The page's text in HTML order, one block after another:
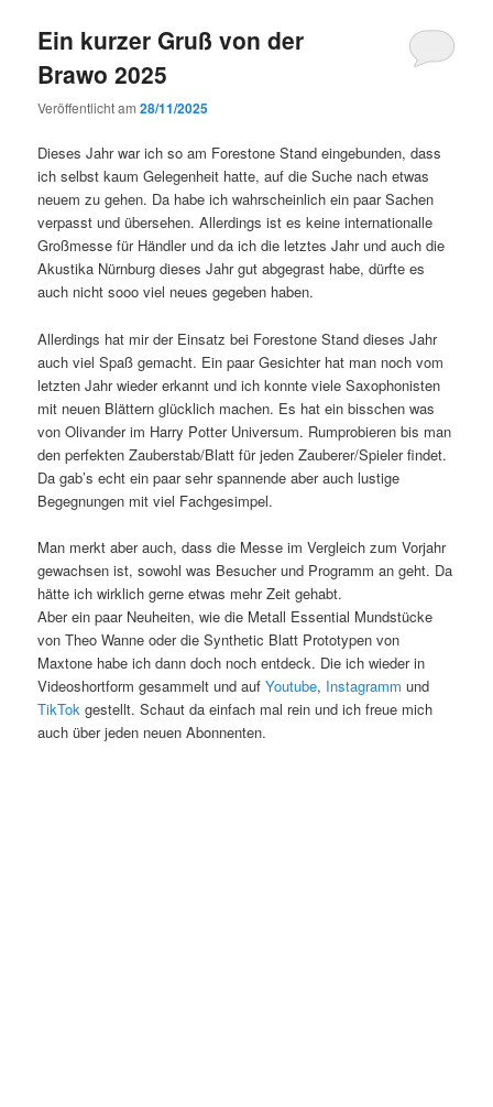
Ein kurzer Gruß von der
Brawo 2025
Veröffentlicht am28/11/2025
Dieses Jahr war ich so am Forestone Stand eingebunden, dass
ich selbst kaum Gelegenheit hatte, auf die Suche nach etwas
neuem zu gehen. Da habe ich wahrscheinlich ein paar Sachen
verpasst und übersehen. Allerdings ist es keine internationalle
Großmesse für Händler und da ich die letztes Jahr und auch die
Akustika Nürnburg dieses Jahr gut abgegrast habe, dürfte es
auch nicht sooo viel neues gegeben haben.
Allerdings hat mir der Einsatz bei Forestone Stand dieses Jahr
auch viel Spaß gemacht. Ein paar Gesichter hat man noch vom
letzten Jahr wieder erkannt und ich konnte viele Saxophonisten
mit neuen Blättern glücklich machen. Es hat ein bisschen was
von Olivander im Harry Potter Universum. Rumprobieren bis man
den perfekten Zauberstab/Blatt für jeden Zauberer/Spieler findet.
Da gab’s echt ein paar sehr spannende aber auch lustige
Begegnungen mit viel Fachgesimpel.
Man merkt aber auch, dass die Messe im Vergleich zum Vorjahr
gewachsen ist, sowohl was Besucher und Programm an geht. Da
hätte ich wirklich gerne etwas mehr Zeit gehabt.
Aber ein paar Neuheiten, wie die Metall Essential Mundstücke
von Theo Wanne oder die Synthetic Blatt Prototypen von
Maxtone habe ich dann doch noch entdeck. Die ich wieder in
Videoshortform gesammelt und aufYoutube, Instagramm und
TikTokgestellt. Schaut da einfach mal rein und ich freue mich
auch über jeden neuen Abonnenten.